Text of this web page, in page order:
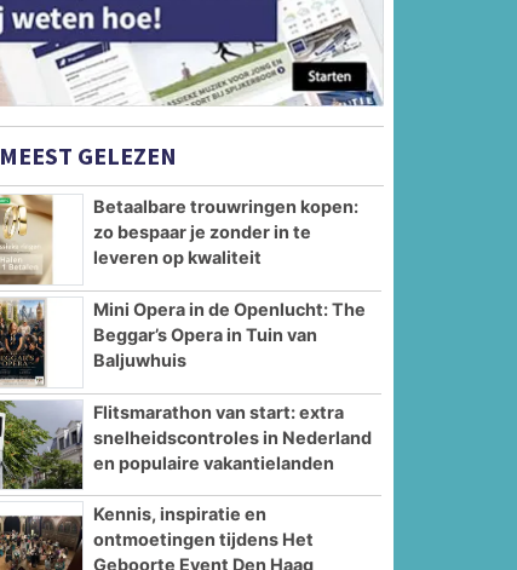
MEEST GELEZEN
Betaalbare trouwringen kopen:
zo bespaar je zonder in te
leveren op kwaliteit
Mini Opera in de Openlucht: The
Beggar’s Opera in Tuin van
Baljuwhuis
Flitsmarathon van start: extra
snelheidscontroles in Nederland
en populaire vakantielanden
Kennis, inspiratie en
ontmoetingen tijdens Het
Geboorte Event Den Haag